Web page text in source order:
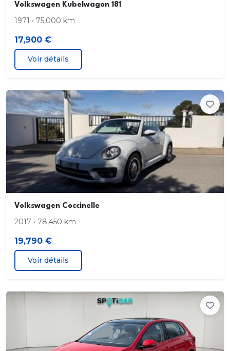
Volkswagen Kubelwagon 181
1971 • 75,000 km
17,900 €
Voir détails
Volkswagen Coccinelle
2017 • 78,450 km
19,790 €
Voir détails